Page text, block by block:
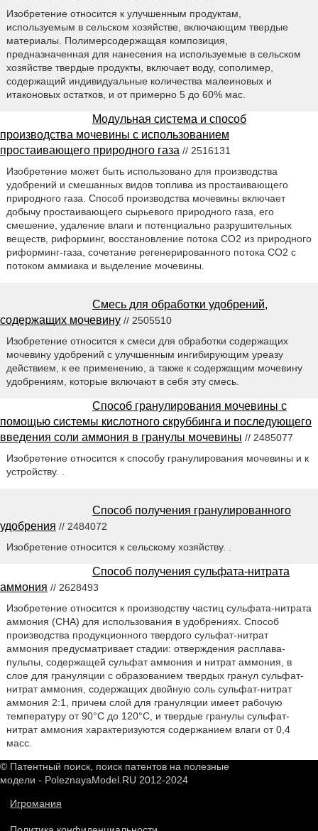
Изобретение относится к улучшенным продуктам,
используемым в сельском хозяйстве, включающим твердые
материалы. Полимерсодержащая композиция,
предназначенная для нанесения на используемые в сельском
хозяйстве твердые продукты, включает воду, сополимер,
содержащий индивидуальные количества малеиновых и
итаконовых остатков, и от примерно 5 до 60% мас.
Модульная система и способ
производства мочевины с использованием
простаивающего природного газа // 2516131
Изобретение может быть использовано для производства
удобрений и смешанных видов топлива из простаивающего
природного газа. Способ производства мочевины включает
добычу простаивающего сырьевого природного газа, его
смешение, удаление влаги и потенциально разрушительных
веществ, риформинг, восстановление потока CO2 из природного
риформинг-газа, сочетание регенерированного потока CO2 с
потоком аммиака и выделение мочевины.
Смесь для обработки удобрений,
содержащих мочевину // 2505510
Изобретение относится к смеси для обработки содержащих
мочевину удобрений с улучшенным ингибирующим уреазу
действием, к ее применению, а также к содержащим мочевину
удобрениям, которые включают в себя эту смесь.
Способ гранулирования мочевины с
помощью системы кислотного скруббинга и последующего
введения соли аммония в гранулы мочевины // 2485077
Изобретение относится к способу гранулирования мочевины и к
устройству. .
Способ получения гранулированного
удобрения // 2484072
Изобретение относится к сельскому хозяйству. .
Способ получения сульфата-нитрата
аммония // 2628493
Изобретение относится к производству частиц сульфата-нитрата
аммония (СНА) для использования в удобрениях. Способ
производства продукционного твердого сульфат-нитрат
аммония предусматривает стадии: отверждения расплава-
пульпы, содержащей сульфат аммония и нитрат аммония, в
слое для грануляции с образованием твердых гранул сульфат-
нитрат аммония, содержащих двойную соль сульфат-нитрат
аммония 2:1, причем слой для грануляции имеет рабочую
температуру от 90°С до 120°С, и твердые гранулы сульфат-
нитрат аммония характеризуются содержанием влаги от 0,4
масс.
© Патентный поиск, поиск патентов на полезные
модели - PoleznayaModel.RU 2012-2024
Игромания